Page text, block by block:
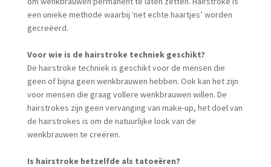
een unieke methode waarbij ‘net echte haartjes’ worden
gecreëerd.
Voor wie is de hairstroke techniek geschikt?
De hairstroke techniek is geschikt voor de mensen die
geen of bijna geen wenkbrauwen hebben. Ook kan het zijn
voor mensen die graag vollere wenkbrauwen willen. De
hairstrokes zijn geen vervanging van make-up, het doel van
de hairstrokes is om de natuurlijke look van de
wenkbrauwen te creëren.
Is hairstroke hetzelfde als tatoeëren?